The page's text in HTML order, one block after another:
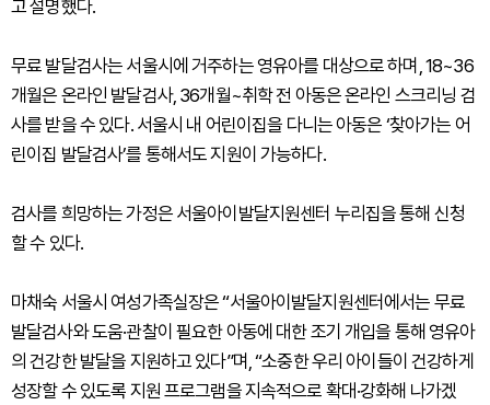
고 설명했다.
무료 발달검사는 서울시에 거주하는 영유아를 대상으로 하며, 18~36
개월은 온라인 발달검사, 36개월~취학 전 아동은 온라인 스크리닝 검
사를 받을 수 있다. 서울시 내 어린이집을 다니는 아동은 ‘찾아가는 어
린이집 발달검사’를 통해서도 지원이 가능하다.
검사를 희망하는 가정은 서울아이발달지원센터 누리집을 통해 신청
할 수 있다.
마채숙 서울시 여성가족실장은 “서울아이발달지원센터에서는 무료
발달검사와 도움·관찰이 필요한 아동에 대한 조기 개입을 통해 영유아
의 건강한 발달을 지원하고 있다”며, “소중한 우리 아이들이 건강하게
성장할 수 있도록 지원 프로그램을 지속적으로 확대·강화해 나가겠